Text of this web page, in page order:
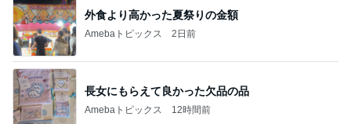
外食より高かった夏祭りの金額
Amebaトピックス 2日前
長女にもらえて良かった欠品の品
Amebaトピックス 12時間前